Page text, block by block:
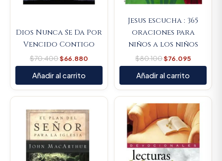
Dios Nunca Se Da Por
Vencido Contigo
$70.400$66.880
Añadir al carrito
Jesus escucha : 365
oraciones para
niños a los niños
$80.100$76.095
Añadir al carrito
price
was:
$66.700.
Current
price
price
was:
$59.300.
Current
price
is:
$56.335.